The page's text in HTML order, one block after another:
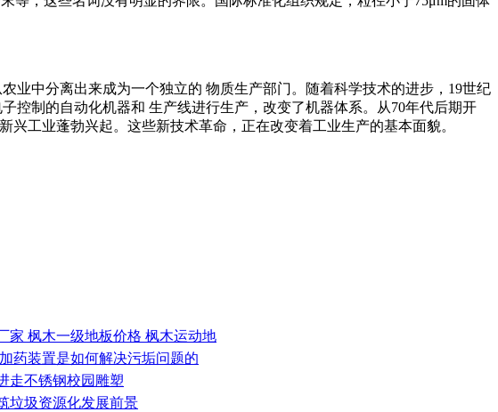
业中分离出来成为一个独立的 物质生产部门。随着科学技术的进步，19世纪
控制的自动化机器和 生产线进行生产，改变了机器体系。从70年代后期开
兴工业蓬勃兴起。这些新技术革命，正在改变着工业生产的基本面貌。
家 枫木一级地板价格 枫木运动地
药装置是如何解决污垢问题的
走不锈钢校园雕塑
垃圾资源化发展前景